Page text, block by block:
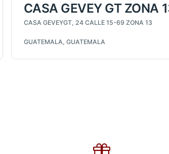
CASA GEVEY GT ZONA
CASA GEVEYGT, 24 CALLE 15-69 ZONA 13
GUATEMALA, GUATEMALA